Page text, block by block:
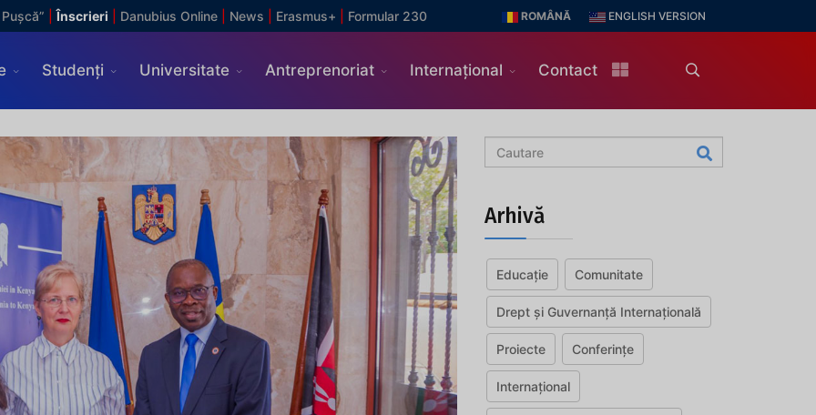
Înscrieri Danubius Online News Erasmus+ Formular 230 ROMÂNĂ ENGLISH VERSION
Studenți Universitate Antreprenoriat Internațional Contact
Arhivă
Educație Comunitate
Drept și Guvernanță Internațională
Proiecte Conferințe
Internațional